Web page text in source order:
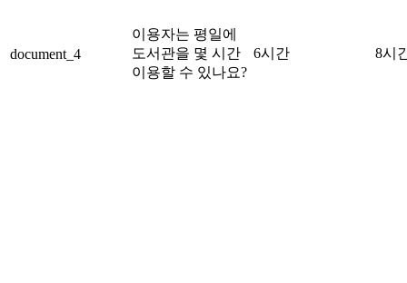
document_4
이용자는 평일에
도서관을 몇 시간
이용할 수 있나요?
6시간 8시